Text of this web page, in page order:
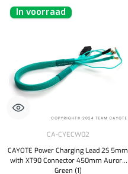
In voorraad
CA-CYECW02
CAYOTE Power Charging Lead 2S 5mm
with XT90 Connector 450mm Aurora
Green (1)